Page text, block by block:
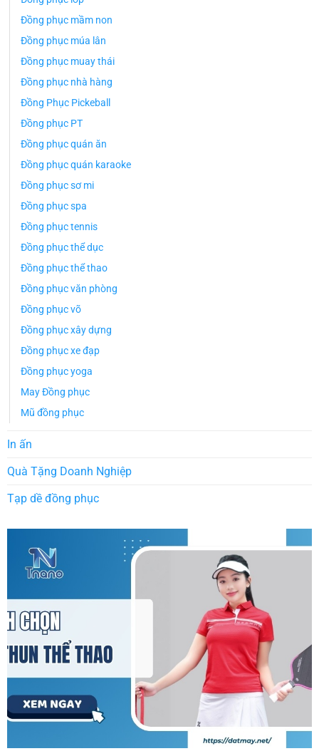
Đồng phục mầm non
Đồng phục múa lân
Đồng phục muay thái
Đồng phục nhà hàng
Đồng Phục Pickeball
Đồng phục PT
Đồng phục quán ăn
Đồng phục quán karaoke
Đồng phục sơ mi
Đồng phục spa
Đồng phục tennis
Đồng phục thể dục
Đồng phục thể thao
Đồng phục văn phòng
Đồng phục võ
Đồng phục xây dựng
Đồng phục xe đạp
Đồng phục yoga
May Đồng phục
Mũ đồng phục
In ấn
Quà Tặng Doanh Nghiệp
Tạp dề đồng phục